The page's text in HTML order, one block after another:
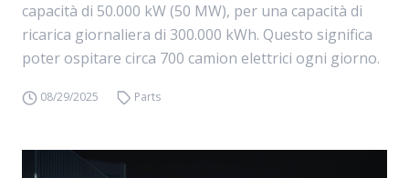
capacità di 50.000 kW (50 MW), per una capacità di
ricarica giornaliera di 300.000 kWh. Questo significa
poter ospitare circa 700 camion elettrici ogni giorno.
08/29/2025 Parts